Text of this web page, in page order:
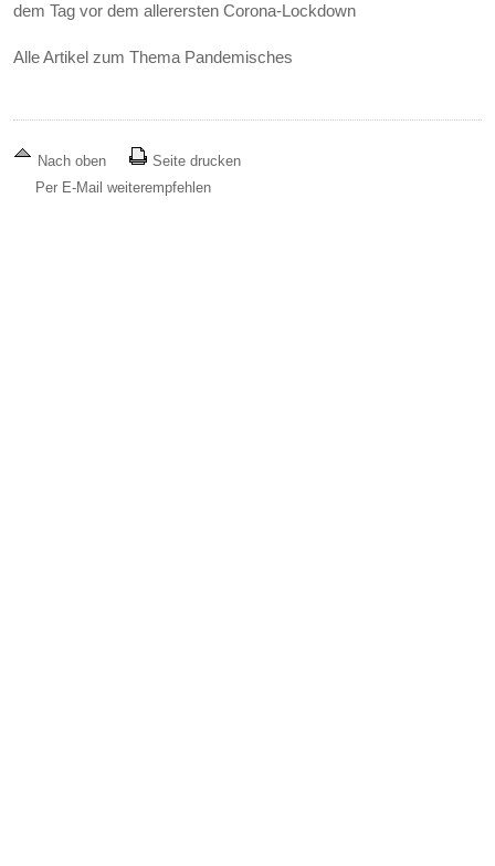
dem Tag vor dem allerersten Corona-Lockdown
Alle Artikel zum Thema Pandemisches
Nach oben
Seite drucken
Per E-Mail weiterempfehlen